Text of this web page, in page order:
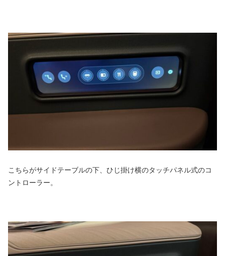
こちらがサイドテーブルの下、ひじ掛け横のタッチパネル式のコ
ントローラー。